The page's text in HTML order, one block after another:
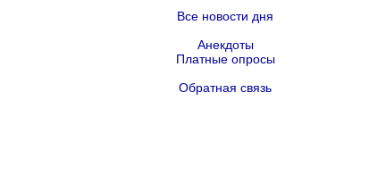
Все новости дня
Анекдоты
Платные опросы
Обратная связь